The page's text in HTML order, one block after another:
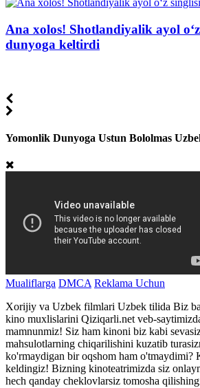
Ana xolos! Shotlandiyalik ayol
dunyoga keltirdi
Yomonlik Dunyoga Ustun Bololmas
Mualiflarga DMCA Reklama Uchun
Xorijiy va Uzbek filmlari Uzbek tilida Biz
kino muxlislarini Qiziqarli.net veb-
mamnunmiz! Siz ham kinoni biz kabi
mahsulotlarning chiqarilishini kuzatib
ko'rmaydigan bir oqshom ham o'tmaydimi?
keldingiz! Bizning kinoteatrimizda siz
hech qanday cheklovlarsiz tomosha